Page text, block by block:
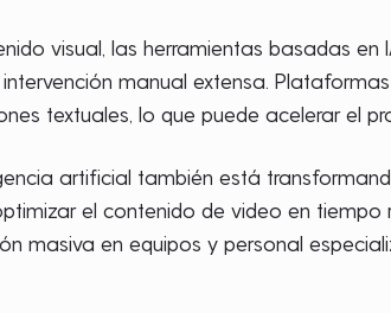
visual, las herramientas basadas
manual extensa.
textuales, lo que puede acelerar el
artificial también está
el contenido de video en
masiva en equipos y personal